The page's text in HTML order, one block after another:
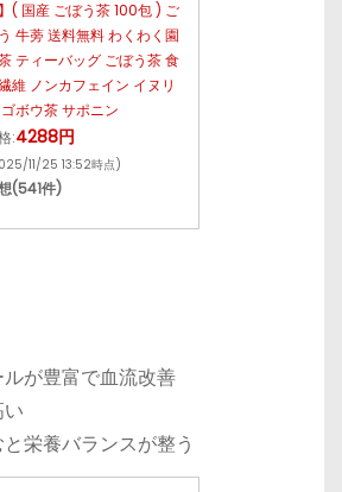
( 国産 ごぼう茶 100包 ) ご
牛蒡 送料無料 わくわく園
ティーバッグ ごぼう茶 食
維 ノンカフェイン イヌリ
ボウ茶 サポニン
:4288円
11/25 13:52時点)
(541件)
が豊富で血流改善
栄養バランスが整う